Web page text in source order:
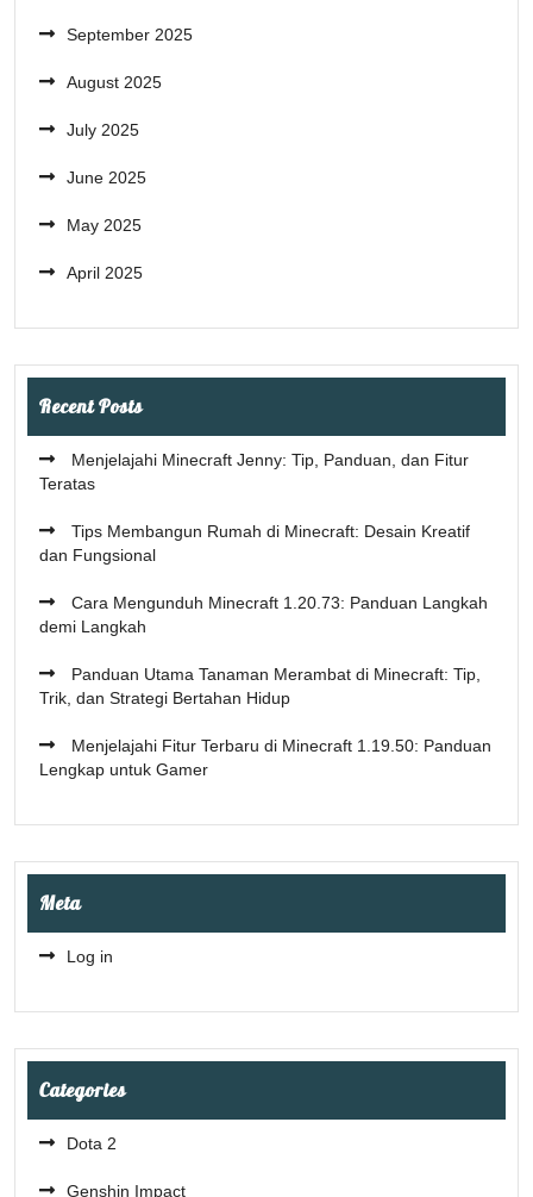
September 2025
August 2025
July 2025
June 2025
May 2025
April 2025
Recent Posts
Menjelajahi Minecraft Jenny: Tip, Panduan, dan Fitur
Teratas
Tips Membangun Rumah di Minecraft: Desain Kreatif
dan Fungsional
Cara Mengunduh Minecraft 1.20.73: Panduan Langkah
demi Langkah
Panduan Utama Tanaman Merambat di Minecraft: Tip,
Trik, dan Strategi Bertahan Hidup
Menjelajahi Fitur Terbaru di Minecraft 1.19.50: Panduan
Lengkap untuk Gamer
Meta
Log in
Categories
Dota 2
Genshin Impact